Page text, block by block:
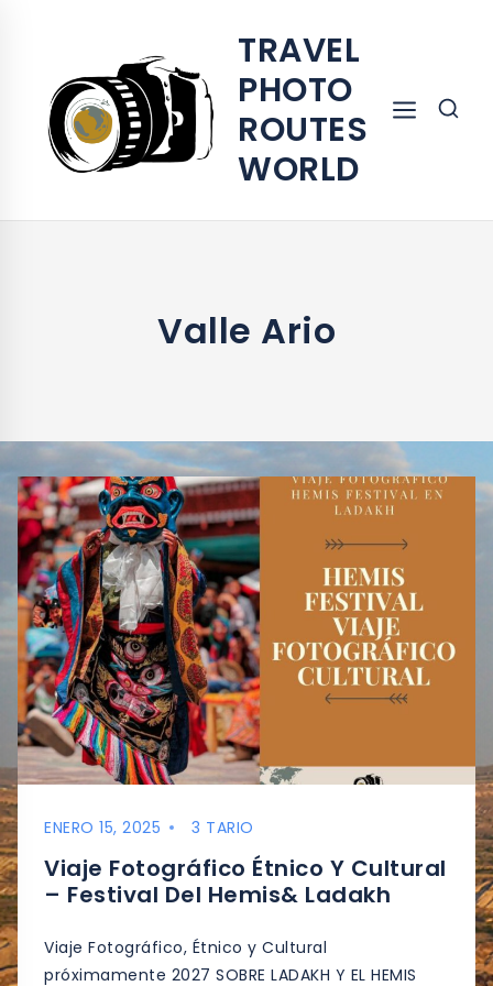
TRAVEL
PHOTO
ROUTES
WORLD
Valle Ario
ENERO 15, 2025 3 TARIO
Viaje Fotográfico Étnico Y Cultural
– Festival Del Hemis& Ladakh
Viaje Fotográfico, Étnico y Cultural
próximamente 2027 SOBRE LADAKH Y EL HEMIS